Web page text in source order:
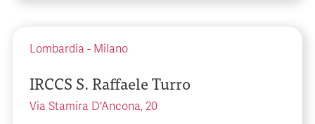
Lombardia - Milano
IRCCS S. Raffaele Turro
Via Stamira D'Ancona, 20